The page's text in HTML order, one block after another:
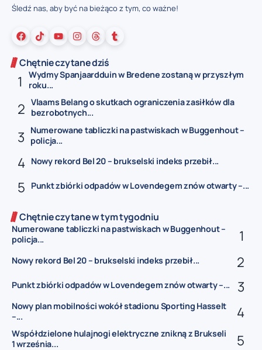
Śledź nas, aby być na bieżąco z tym, co ważne!
Chętnie czytane dziś
Wydmy Spanjaardduin w Bredene zostaną w przyszłym
roku...
Vlaams Belang o skutkach ograniczenia zasiłków dla
bezrobotnych...
Numerowane tabliczki na pastwiskach w Buggenhout –
policja...
Nowy rekord Bel 20 – brukselski indeks przebił...
Punkt zbiórki odpadów w Lovendegem znów otwarty –...
Chętnie czytane w tym tygodniu
Numerowane tabliczki na pastwiskach w Buggenhout –
policja...
Nowy rekord Bel 20 – brukselski indeks przebił...
Punkt zbiórki odpadów w Lovendegem znów otwarty –...
Nowy plan mobilności wokół stadionu Sporting Hasselt
–...
Współdzielone hulajnogi elektryczne znikną z Brukseli
1 września...